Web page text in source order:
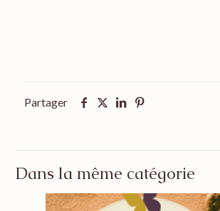
Partager
Dans la même catégorie